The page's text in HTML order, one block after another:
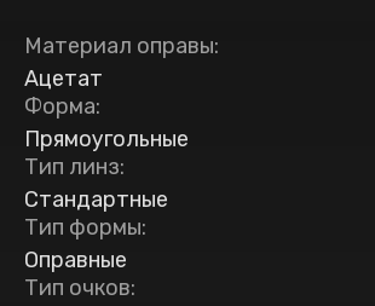
Материал оправы:
Ацетат
Форма:
Прямоугольные
Тип линз:
Стандартные
Тип формы:
Оправные
Тип очков: